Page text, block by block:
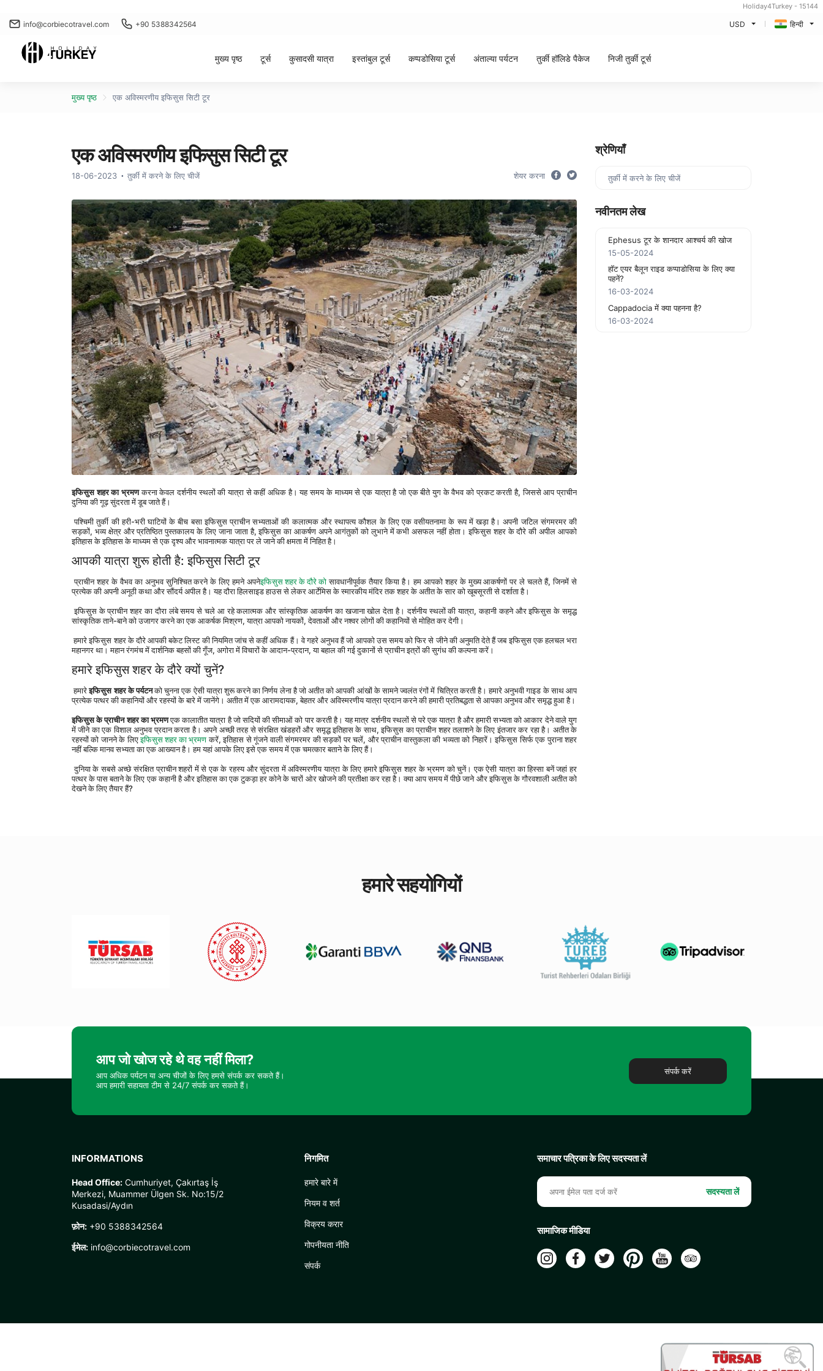
Holiday4Turkey - 15144
info@corbiecotravel.com +90 5388342564 USD हिन्दी
मुख्य पृष्ठ टूर्स कुसादसी यात्रा इस्तांबुल टूर्स कप्पडोसिया टूर्स अंताल्या पर्यटन तुर्की हॉलिडे पैकेज निजी तुर्की टूर्स
मुख्य पृष्ठ एक अविस्मरणीय इफिसुस सिटी टूर
एक अविस्मरणीय इफिसुस सिटी टूर
18-06-2023 तुर्की में करने के लिए चीजें शेयर करना
इफिसुस शहर का भ्रमण करना केवल दर्शनीय स्थलों की यात्रा से कहीं अधिक है। यह समय के माध्यम से एक यात्रा है जो एक बीते युग के वैभव को प्रकट करती है, जिससे आप प्राचीन
दुनिया की गूढ़ सुंदरता में डूब जाते हैं।
पश्चिमी तुर्की की हरी-भरी घाटियों के बीच बसा इफिसुस प्राचीन सभ्यताओं की कलात्मक और स्थापत्य कौशल के लिए एक वसीयतनामा के रूप में खड़ा है। अपनी जटिल संगमरमर की
सड़कों, भव्य क्षेत्र और प्रतिष्ठित पुस्तकालय के लिए जाना जाता है, इफिसुस का आकर्षण अपने आगंतुकों को लुभाने में कभी असफल नहीं होता। इफिसुस शहर के दौरे की अपील आपको
इतिहास के इतिहास के माध्यम से एक दृश्य और भावनात्मक यात्रा पर ले जाने की क्षमता में निहित है।
आपकी यात्रा शुरू होती है: इफिसुस सिटी टूर
प्राचीन शहर के वैभव का अनुभव सुनिश्चित करने के लिए हमने अपनेइफिसुस शहर के दौरे को सावधानीपूर्वक तैयार किया है। हम आपको शहर के मुख्य आकर्षणों पर ले चलते हैं, जिनमें से
प्रत्येक की अपनी अनूठी कथा और सौंदर्य अपील है। यह दौरा हिलसाइड हाउस से लेकर आर्टेमिस के स्मारकीय मंदिर तक शहर के अतीत के सार को खूबसूरती से दर्शाता है।
इफिसुस के प्राचीन शहर का दौरा लंबे समय से चले आ रहे कलात्मक और सांस्कृतिक आकर्षण का खजाना खोल देता है। दर्शनीय स्थलों की यात्रा, कहानी कहने और इफिसुस के समृद्ध
सांस्कृतिक ताने-बाने को उजागर करने का एक आकर्षक मिश्रण, यात्रा आपको नायकों, देवताओं और नश्वर लोगों की कहानियों से मोहित कर देगी।
हमारे इफिसुस शहर के दौरे आपकी बकेट लिस्ट की नियमित जांच से कहीं अधिक हैं। वे गहरे अनुभव हैं जो आपको उस समय को फिर से जीने की अनुमति देते हैं जब इफिसुस एक हलचल भरा
महानगर था। महान रंगमंच में दार्शनिक बहसों की गूँज, अगोरा में विचारों के आदान-प्रदान, या बहाल की गई दुकानों से प्राचीन इत्रों की सुगंध की कल्पना करें।
हमारे इफिसुस शहर के दौरे क्यों चुनें?
हमारे इफिसुस शहर के पर्यटन को चुनना एक ऐसी यात्रा शुरू करने का निर्णय लेना है जो अतीत को आपकी आंखों के सामने ज्वलंत रंगों में चित्रित करती है। हमारे अनुभवी गाइड के साथ आप
प्रत्येक पत्थर की कहानियों और रहस्यों के बारे में जानेंगे। अतीत में एक आरामदायक, बेहतर और अविस्मरणीय यात्रा प्रदान करने की हमारी प्रतिबद्धता से आपका अनुभव और समृद्ध हुआ है।
इफिसुस के प्राचीन शहरका भ्रमण एक कालातीत यात्रा है जो सदियों की सीमाओं को पार करती है। यह मात्र दर्शनीय स्थलों से परे एक यात्रा है और हमारी सभ्यता को आकार देने वाले युग
में जीने का एक विशाल अनुभव प्रदान करता है। अपने अच्छी तरह से संरक्षित खंडहरों और समृद्ध इतिहास के साथ, इफिसुस का प्राचीन शहर तलाशने के लिए इंतजार कर रहा है। अतीत के
रहस्यों को जानने के लिए इफिसुस शहर का भ्रमण करें, इतिहास से गूंजने वाली संगमरमर की सड़कों पर चलें, और प्राचीन वास्तुकला की भव्यता को निहारें। इफिसुस सिर्फ एक पुराना शहर
नहीं बल्कि मानव सभ्यता का एक आख्यान है। हम यहां आपके लिए इसे एक समय में एक चमत्कार बताने के लिए हैं।
दुनिया के सबसे अच्छे संरक्षित प्राचीन शहरों में से एक के रहस्य और सुंदरता में अविस्मरणीय यात्रा के लिए हमारे इफिसुस शहर के भ्रमण को चुनें। एक ऐसी यात्रा का हिस्सा बनें जहां हर
पत्थर के पास बताने के लिए एक कहानी है और इतिहास का एक टुकड़ा हर कोने के चारों ओर खोजने की प्रतीक्षा कर रहा है। क्या आप समय में पीछे जाने और इफिसुस के गौरवशाली अतीत को
देखने के लिए तैयार हैं?
श्रेणियाँ
तुर्की में करने के लिए चीजें
नवीनतम लेख
Ephesus टूर के शानदार आश्चर्य की खोज
15-05-2024
हॉट एयर बैलून राइड कप्पाडोसिया के लिए क्या
पहनें?
16-03-2024
Cappadocia में क्या पहनना है?
16-03-2024
हमारे सहयोगियों
आप जो खोज रहे थे वह नहीं मिला?
आप अधिक पर्यटन या अन्य चीजों के लिए हमसे संपर्क कर सकते हैं।
आप हमारी सहायता टीम से 24/7 संपर्क कर सकते हैं।
संपर्क करें
INFORMATIONS
Head Office: Cumhuriyet, Çakırtaş İş
Merkezi, Muammer Ülgen Sk. No:15/2
Kusadasi/Aydın
फ़ोन: +90 5388342564
ईमेल: info@corbiecotravel.com
निगमित
हमारे बारे में
नियम व शर्त
विक्रय करार
गोपनीयता नीति
संपर्क
समाचार पत्रिका के लिए सदस्यता लें
सदस्यता लें
सामाजिक मीडिया